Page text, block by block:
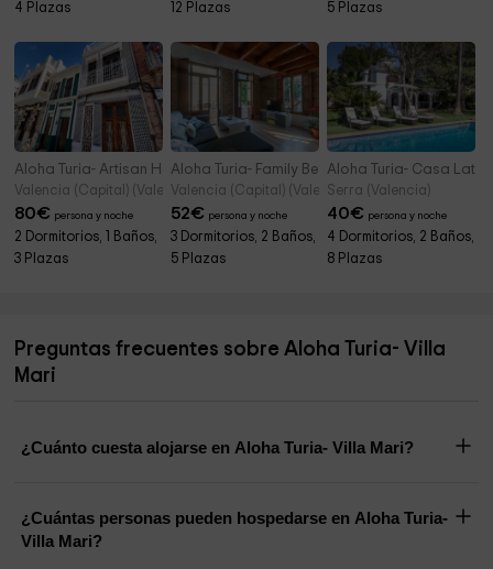
4 Plazas
12 Plazas
5 Plazas
Aloha Turia- Artisan Haven El Cabanyal Oasis
Valencia (Capital) (Valencia)
80€ persona y noche
2 Dormitorios, 1 Baños,
3 Plazas
Aloha Turia- Family Beach House
Valencia (Capital) (Valencia)
52€ persona y noche
3 Dormitorios, 2 Baños,
5 Plazas
Aloha Turia- Casa Latel
Serra (Valencia)
40€ persona y noche
4 Dormitorios, 2 Baños,
8 Plazas
Preguntas frecuentes sobre Aloha Turia- Villa
Mari
¿Cuánto cuesta alojarse en Aloha Turia- Villa Mari?
¿Cuántas personas pueden hospedarse en Aloha Turia-
Villa Mari?